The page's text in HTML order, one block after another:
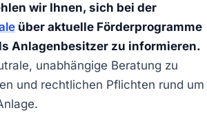
wir Ihnen, sich bei der
über aktuelle Förderprogramme
Anlagenbesitzer zu informieren.
unabhängige Beratung zu
und rechtlichen Pflichten rund um